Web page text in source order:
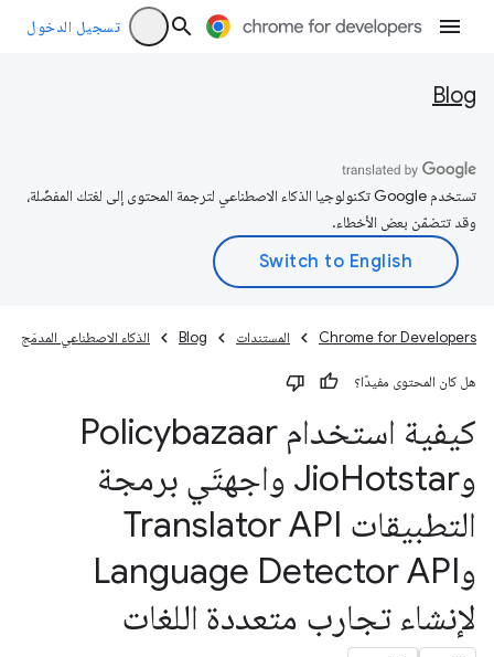
تسجيل الدخول
Blog
تستخدم Google تكنولوجيا الذكاء الاصطناعي لترجمة المحتوى إلى لغتك المفضّلة،
وقد تتضمّن بعض الأخطاء.
Chrome for Developers المستندات Blog الذكاء الاصطناعي المدمَج
هل كان المحتوى مفيدًا؟
كيفية استخدام Policybazaar
وJio
Hotstar واجهتَي برمجة
التطبيقات Translator API
وLanguage Detector API
لإنشاء تجارب متعددة اللغات